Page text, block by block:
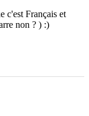
c'est Français et
non ? ) :)